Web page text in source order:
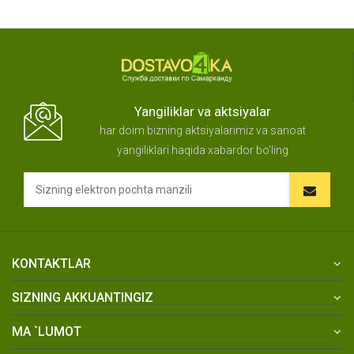
Yangiliklar va aktsiyalar
har doim bizning aktsiyalarimiz va sanoat
yangiliklari haqida xabardor bo'ling
KONTAKTLAR
SIZNING AKKUANTINGIZ
MA `LUMOT